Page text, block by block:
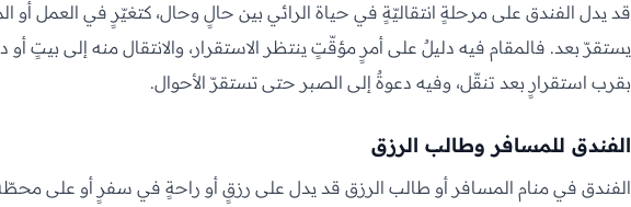
قد يدل الفندق على مرحلةٍ انتقاليّةٍ في حياة الرائي بين حالٍ وحال، كتغيّرٍ في العمل أو
يستقرّ بعد. فالمقام فيه دليلٌ على أمرٍ مؤقّتٍ ينتظر الاستقرار، والانتقال منه إلى بيتٍ أو
بقرب استقرارٍ بعد تنقّل، وفيه دعوةٌ إلى الصبر حتى تستقرّ الأحوال.
الفندق للمسافر وطالب الرزق
الفندق في منام المسافر أو طالب الرزق قد يدل على رزقٍ أو راحةٍ في سفرٍ أو على